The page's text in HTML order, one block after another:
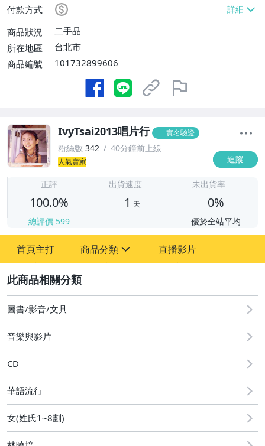
付款方式
商品狀況
二手品
所在地區
台北市
商品編號
101732899606
IvyTsai2013唱片行 實名驗證
粉絲數 342 40分鐘前上線
人氣賣家 追蹤
正評
100.0%
總評價 599
出貨速度
1 天
未出貨率
0%
優於全站平均
首頁主打 商品分類
圖書/影音/文具
成人專區
偶像、球員卡與郵幣
男性精品與服飾
手錶與飾品配件
電玩遊戲與主機
直播影片
圖書/影音/文具
音樂與影片
CD
華語流行
女(姓氏1~8劃)